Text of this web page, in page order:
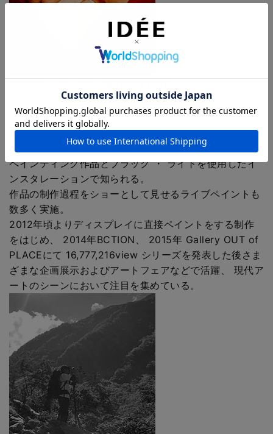
現代美術作家
1984年 東京生まれ。1999年 グラフィティを始める。
10代でグラフィティと出会い、 ストリートで壁画中心
の制作活動を始める。以後、現在まで蛍光塗料を用いた
ペインティング作品とブラック ・ ライトを使用したイ
ンスタレーションで知られる。
作品の制作過程をショーとして見せるライブペイントも
数多く実施。
2012年頃よりディスプレイに直接ペイントをする制作
をはじめ、 2014年BCTION、 2015年 Gallery OUT of
PLACEにて 16,777,216view シリーズを発表した後さま
ざまな企画展示およびアートフェアなどで活躍、 現代ア
ートのシーンにおいて注目を集めている。